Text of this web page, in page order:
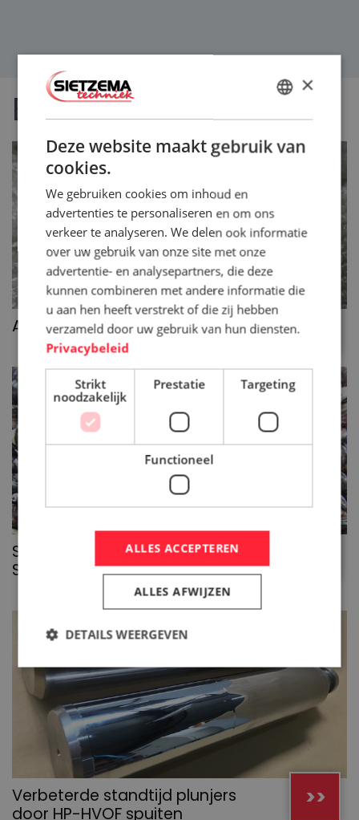
Bekijk ook
As mest separator
SPECIALE DEKLAAG ZORGT VOOR
SLIJTVASTE LAGERCONSTRUCTIE
>>
Verbeterde standtijd plunjers
door HP-HVOF spuiten
×
Deze website maakt gebruik van
cookies.
We gebruiken cookies om inhoud en
advertenties te personaliseren en om ons
verkeer te analyseren. We delen ook informatie
over uw gebruik van onze site met onze
advertentie- en analysepartners, die deze
kunnen combineren met andere informatie die
u aan hen heeft verstrekt of die zij hebben
verzameld door uw gebruik van hun diensten.
Privacybeleid
Strikt
noodzakelijk
Prestatie Targeting
Functioneel
ALLES ACCEPTEREN
ALLES AFWIJZEN
DETAILS WEERGEVEN